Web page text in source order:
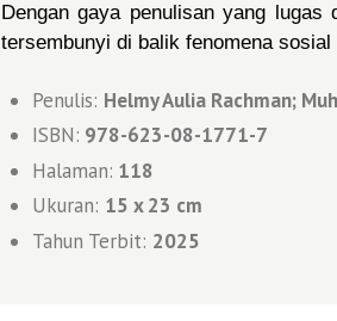
Dengan gaya penulisan yang
tersembunyi di balik fenomena
Penulis: Helmy Aulia Rachman;
ISBN: 978-623-08-1771-7
Halaman: 118
Ukuran: 15 x 23 cm
Tahun Terbit: 2025